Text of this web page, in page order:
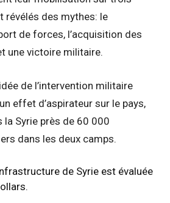
révélés des mythes: le
de forces, l’acquisition des
une victoire militaire.
de l’intervention militaire
effet d’aspirateur sur le pays,
Syrie près de 60 000
dans les deux camps.
de Syrie est évaluée